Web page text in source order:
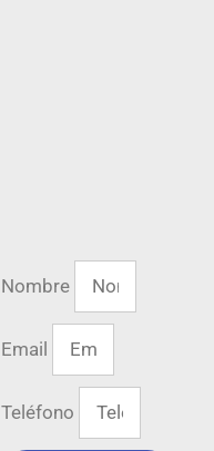
Nombre
Email
Teléfono